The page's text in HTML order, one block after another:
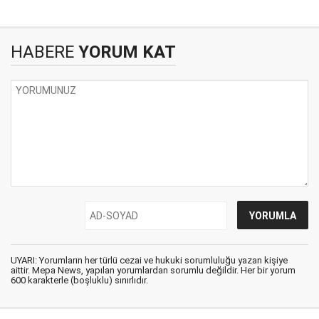
HABERE YORUM KAT
UYARI: Yorumların her türlü cezai ve hukuki sorumluluğu yazan kişiye
aittir. Mepa News, yapılan yorumlardan sorumlu değildir. Her bir yorum
600 karakterle (boşluklu) sınırlıdır.